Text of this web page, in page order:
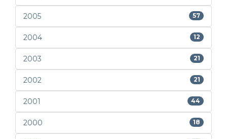
2005 57
2004 12
2003 21
2002 21
2001 44
2000 18